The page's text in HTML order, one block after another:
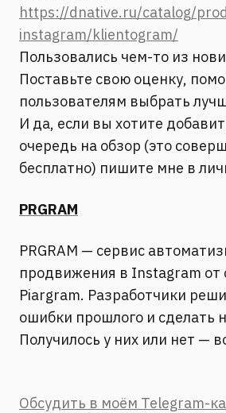
https://dnative.ru/catalog/
instagram/klientogram/
Пользовались чем-то из
Поставьте свою оценку,
пользователям выбрать
И да, если вы хотите
очередь на обзор (это
бесплатно) пишите мне в
PRGRAM
PRGRAM — сервис
продвижения в Instagram от
Piargram. Разработчики
ошибки прошлого и сделать
Получилось у них или нет —
Обсудить в моём Telegram-